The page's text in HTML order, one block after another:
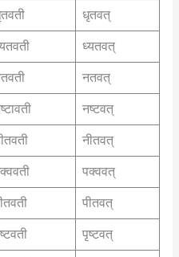
धृतवत्
ध्यतवत्
नतवत्
नष्टवत्
नीतवत्
पक्ववत्
पीतवत्
पृष्टवत्